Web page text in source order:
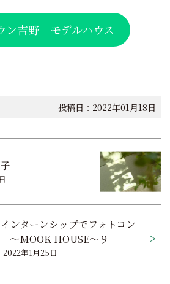
ン吉野 モデルハウス
投稿日：2022年01月18日
ンターンシップでフォトコン
～MOOK HOUSE～９
年1月25日